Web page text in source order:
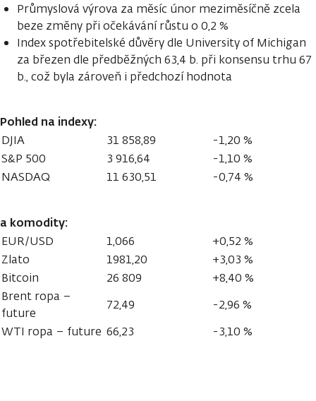
Průmyslová výrova za měsíc únor meziměsíčně zcela
beze změny při očekávání růstu o 0,2 %
Index spotřebitelské důvěry dle University of Michigan
za březen dle předběžných 63,4 b. při konsensu trhu 67
b., což byla zároveň i předchozí hodnota
Pohled na indexy:
DJIA 31 858,89
-1,20 %
S&P 500
3 916,64
-1,10 %
NASDAQ
11 630,51 -0,74 %
a komodity:
EUR/USD 1,066
+0,52 %
Zlato
1981,20
+3,03 %
Bitcoin
26 809
+8,40 %
Brent ropa –
future
72,49
-2,96 %
WTI ropa – future 66,23 -3,10 %